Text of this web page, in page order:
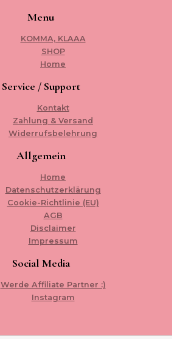
Menu
KOMMA, KLAAA
SHOP
Home
Service / Support
Kontakt
Zahlung & Versand
Widerrufsbelehrung
Allgemein
Home
Datenschutzerklärung
Cookie-Richtlinie (EU)
AGB
Disclaimer
Impressum
Social Media
Werde Affiliate Partner :)
Instagram